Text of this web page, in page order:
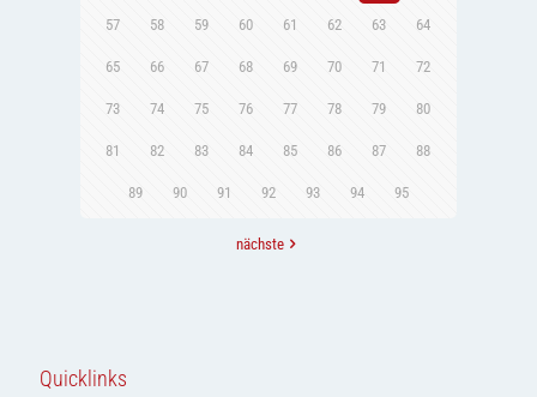
57 58 59 60 61 62 63 64
65 66 67 68 69 70 71 72
73 74 75 76 77 78 79 80
81 82 83 84 85 86 87 88
89 90 91 92 93 94 95
nächste
Quicklinks